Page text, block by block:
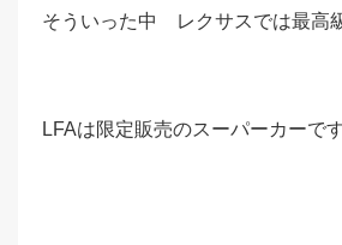
そういった中 レクサスでは最高
LFAは限定販売のスーパーカーで